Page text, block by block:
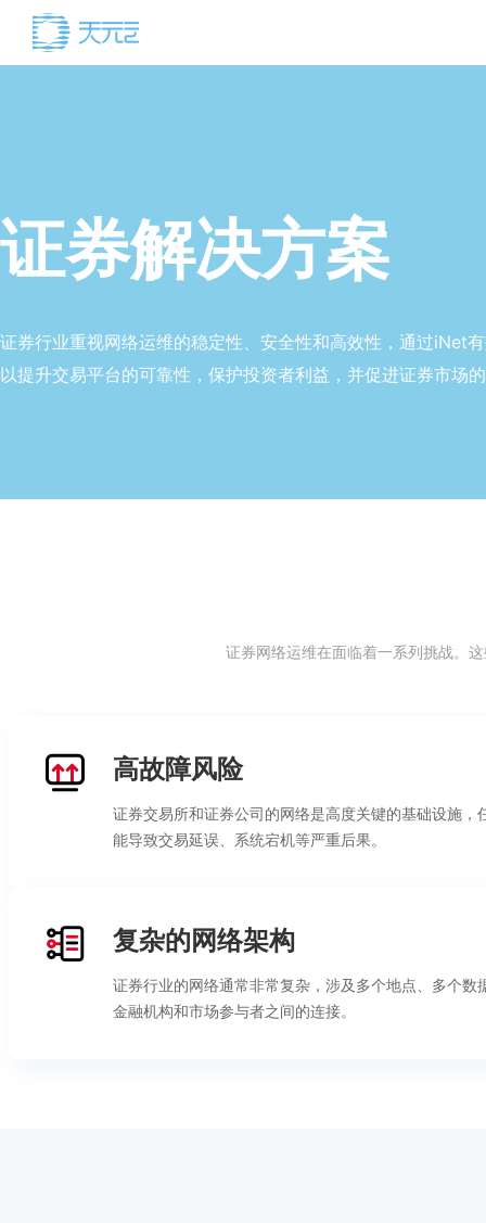
证券解决方案
证券行业重视网络运维的稳定性、安全性和高效性，通过iNet
以提升交易平台的可靠性，保护投资者利益，并促进证券市场
证券网络运维在面临着一系列挑战。
高故障风险
证券交易所和证券公司的网络是高度关键的基础设施，
能导致交易延误、系统宕机等严重后果。
复杂的网络架构
证券行业的网络通常非常复杂，涉及多个地点、多个数
金融机构和市场参与者之间的连接。